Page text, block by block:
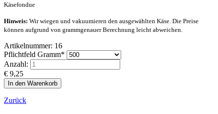
Käsefondue
Hinweis: Wir wiegen und vakuumieren den ausgewählten Käse. Die Preise
können aufgrund von grammgenauer Berechnung leicht abweichen.
Artikelnummer: 16
Pflichtfeld Gramm*
Anzahl:
€ 9,25
Zurück